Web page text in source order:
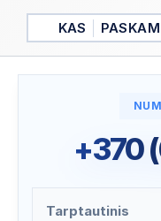
Pereiti
turinio
KAS
+370
Tarptautinis